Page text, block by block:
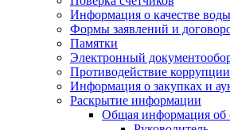
Информация о качестве воды
Формы заявлений и
Памятки
Электронный
Противодействие коррупции
Информация о закупках и
Раскрытие информации
Общая информация об